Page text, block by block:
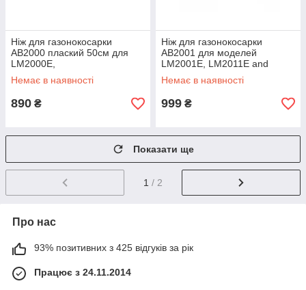
Ніж для газонокосарки
AB2000 плаский 50см для
LM2000E,
LM2000E,LM2010E,
LM2010E-SP для
Немає в наявності
890 ₴
Ніж для газонокосарки
AB2001 для моделей
LM2001E, LM2011E and
LM2012E-SP
Немає в наявності
999 ₴
Показати ще
1 / 2
Про нас
93% позитивних з 425 відгуків за рік
Працює з 24.11.2014